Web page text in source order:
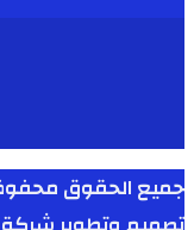
جميع الحقوق محفوظة